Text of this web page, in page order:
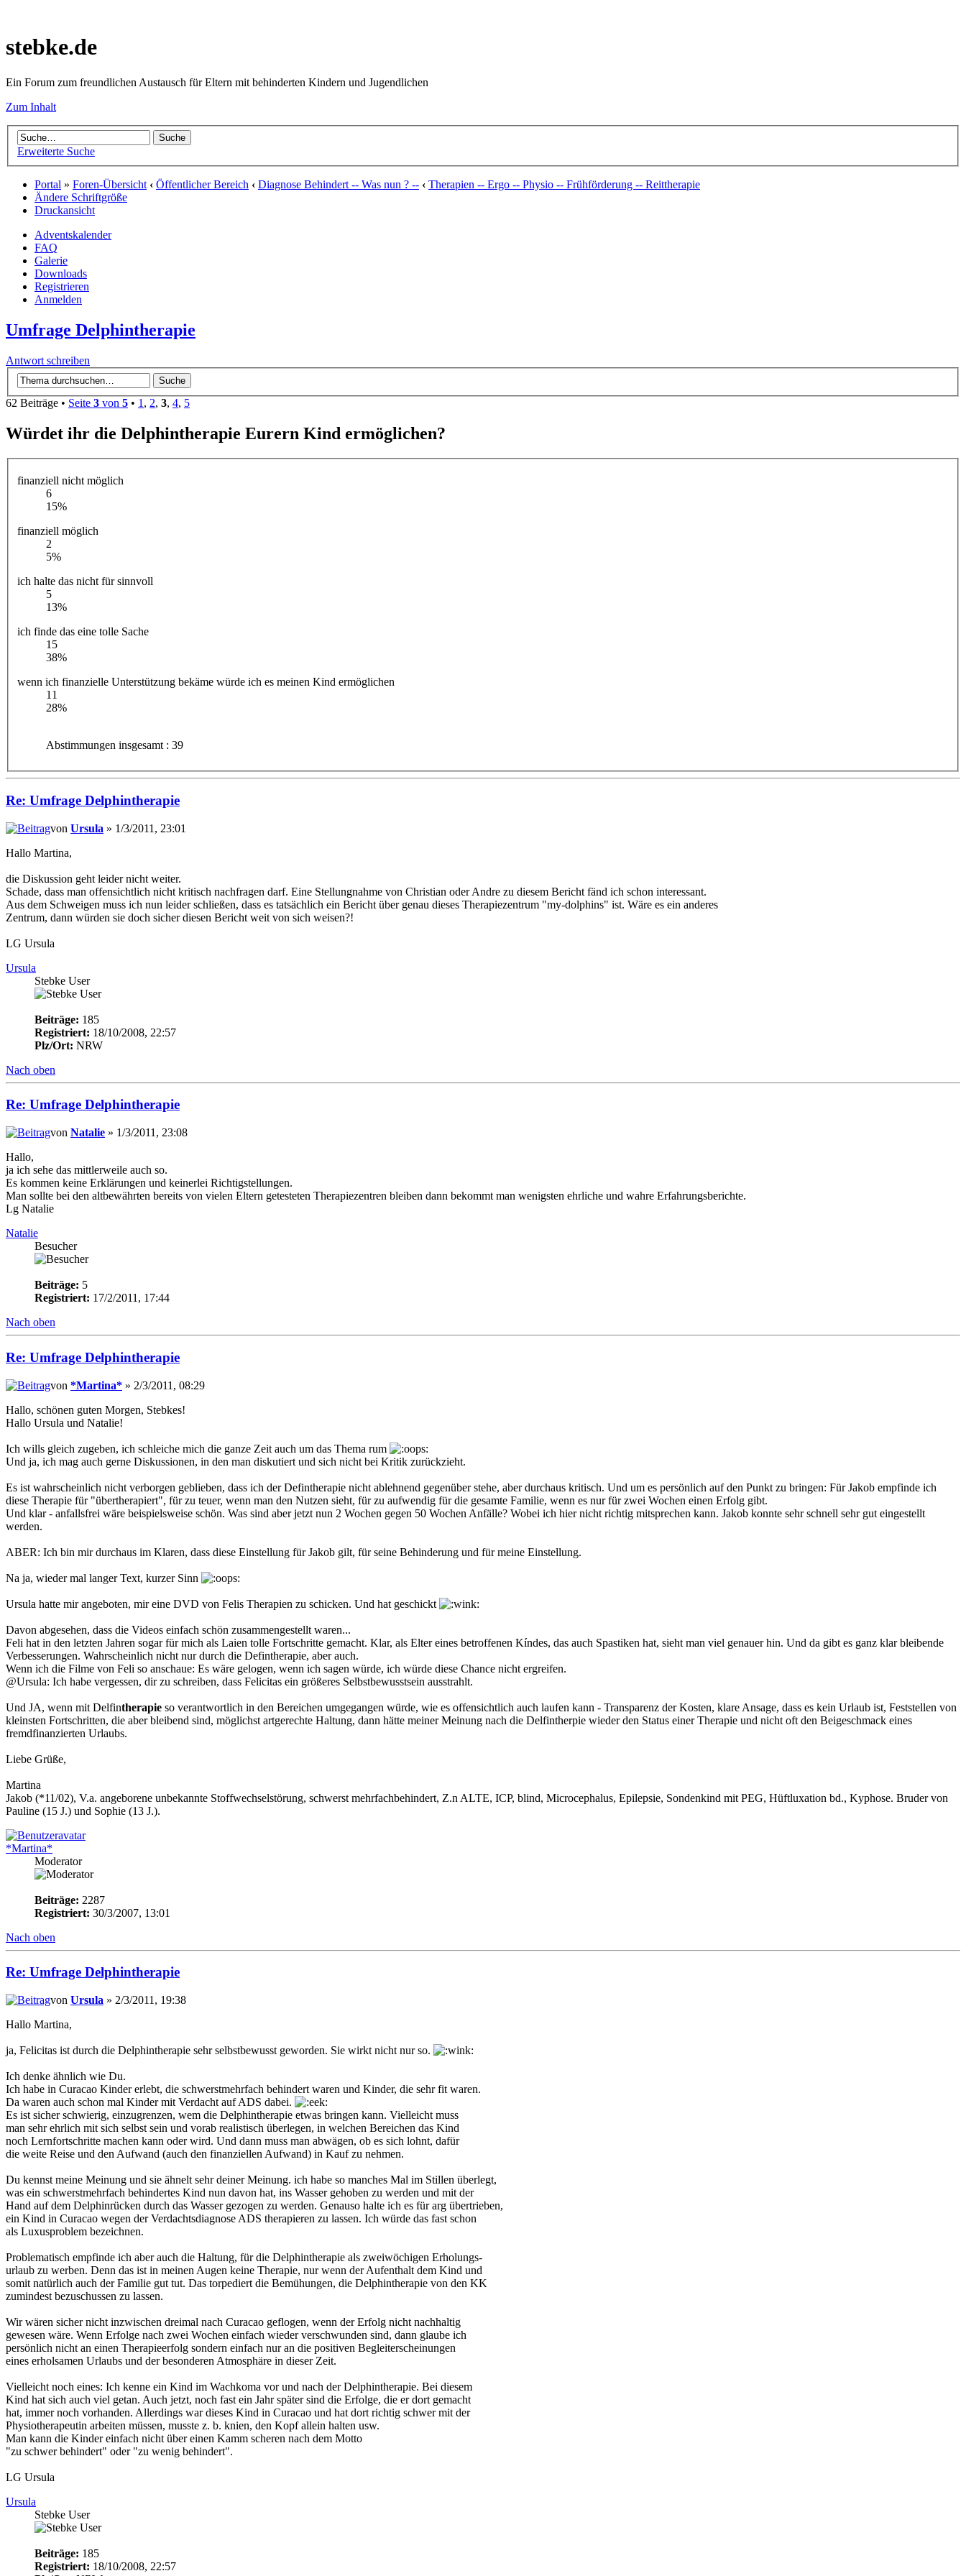
stebke.de
Ein Forum zum freundlichen Austausch für Eltern mit behinderten Kindern und Jugendlichen
Zum Inhalt
Erweiterte Suche
Portal » Foren-Übersicht ‹ Öffentlicher Bereich ‹ Diagnose Behindert -- Was nun ? -- ‹ Therapien -- Ergo -- Physio -- Frühförderung -- Reittherapie
Ändere Schriftgröße
Druckansicht
Adventskalender
FAQ
Galerie
Downloads
Registrieren
Anmelden
Umfrage Delphintherapie
Antwort schreiben
62 Beiträge • Seite 3 von 5 • 1 , 2, 3, 4, 5
Würdet ihr die Delphintherapie Eurern Kind ermöglichen?
finanziell nicht möglich
6
15%
finanziell möglich
2
5%
ich halte das nicht für sinnvoll
5
13%
ich finde das eine tolle Sache
15
38%
wenn ich finanzielle Unterstützung bekäme würde ich es meinen Kind ermöglichen
11
28%
Abstimmungen insgesamt : 39
Re: Umfrage Delphintherapie
von Ursula » 1/3/2011, 23:01
Hallo Martina,
die Diskussion geht leider nicht weiter.
Schade, dass man offensichtlich nicht kritisch nachfragen darf. Eine Stellungnahme von Christian oder Andre zu diesem Bericht fänd ich schon interessant.
Aus dem Schweigen muss ich nun leider schließen, dass es tatsächlich ein Bericht über genau dieses Therapiezentrum "my-dolphins" ist. Wäre es ein anderes
Zentrum, dann würden sie doch sicher diesen Bericht weit von sich weisen?!
LG Ursula
Ursula
Stebke User
Beiträge: 185
Registriert: 18/10/2008, 22:57
Plz/Ort: NRW
Nach oben
Re: Umfrage Delphintherapie
von Natalie » 1/3/2011, 23:08
Hallo,
ja ich sehe das mittlerweile auch so.
Es kommen keine Erklärungen und keinerlei Richtigstellungen.
Man sollte bei den altbewährten bereits von vielen Eltern getesteten Therapiezentren bleiben dann bekommt man wenigsten ehrliche und wahre Erfahrungsberichte.
Lg Natalie
Natalie
Besucher
Beiträge: 5
Registriert: 17/2/2011, 17:44
Nach oben
Re: Umfrage Delphintherapie
von *Martina* » 2/3/2011, 08:29
Hallo, schönen guten Morgen, Stebkes!
Hallo Ursula und Natalie!
Ich wills gleich zugeben, ich schleiche mich die ganze Zeit auch um das Thema rum
Und ja, ich mag auch gerne Diskussionen, in den man diskutiert und sich nicht bei Kritik zurückzieht.
Es ist wahrscheinlich nicht verborgen geblieben, dass ich der Defintherapie nicht ablehnend gegenüber stehe, aber durchaus kritisch. Und um es persönlich auf den Punkt zu bringen: Für Jakob empfinde ich
diese Therapie für "übertherapiert", für zu teuer, wenn man den Nutzen sieht, für zu aufwendig für die gesamte Familie, wenn es nur für zwei Wochen einen Erfolg gibt.
Und klar - anfallsfrei wäre beispielsweise schön. Was sind aber jetzt nun 2 Wochen gegen 50 Wochen Anfälle? Wobei ich hier nicht richtig mitsprechen kann. Jakob konnte sehr schnell sehr gut eingestellt
werden.
ABER: Ich bin mir durchaus im Klaren, dass diese Einstellung für Jakob gilt, für seine Behinderung und für meine Einstellung.
Na ja, wieder mal langer Text, kurzer Sinn
Ursula hatte mir angeboten, mir eine DVD von Felis Therapien zu schicken. Und hat geschickt
Davon abgesehen, dass die Videos einfach schön zusammengestellt waren...
Feli hat in den letzten Jahren sogar für mich als Laien tolle Fortschritte gemacht. Klar, als Elter eines betroffenen Kíndes, das auch Spastiken hat, sieht man viel genauer hin. Und da gibt es ganz klar bleibende
Verbesserungen. Wahrscheinlich nicht nur durch die Defintherapie, aber auch.
Wenn ich die Filme von Feli so anschaue: Es wäre gelogen, wenn ich sagen würde, ich würde diese Chance nicht ergreifen.
@Ursula: Ich habe vergessen, dir zu schreiben, dass Felicitas ein größeres Selbstbewusstsein ausstrahlt.
Und JA, wenn mit Delfintherapie so verantwortlich in den Bereichen umgegangen würde, wie es offensichtlich auch laufen kann - Transparenz der Kosten, klare Ansage, dass es kein Urlaub ist, Feststellen von
kleinsten Fortschritten, die aber bleibend sind, möglichst artgerechte Haltung, dann hätte meiner Meinung nach die Delfintherpie wieder den Status einer Therapie und nicht oft den Beigeschmack eines
fremdfinanzierten Urlaubs.
Liebe Grüße,
Martina
Jakob (*11/02), V.a. angeborene unbekannte Stoffwechselstörung, schwerst mehrfachbehindert, Z.n ALTE, ICP, blind, Microcephalus, Epilepsie, Sondenkind mit PEG, Hüftluxation bd., Kyphose. Bruder von
Pauline (15 J.) und Sophie (13 J.).
*Martina*
Moderator
Beiträge: 2287
Registriert: 30/3/2007, 13:01
Nach oben
Re: Umfrage Delphintherapie
von Ursula » 2/3/2011, 19:38
Hallo Martina,
ja, Felicitas ist durch die Delphintherapie sehr selbstbewusst geworden. Sie wirkt nicht nur so.
Ich denke ähnlich wie Du.
Ich habe in Curacao Kinder erlebt, die schwerstmehrfach behindert waren und Kinder, die sehr fit waren.
Da waren auch schon mal Kinder mit Verdacht auf ADS dabei.
Es ist sicher schwierig, einzugrenzen, wem die Delphintherapie etwas bringen kann. Vielleicht muss
man sehr ehrlich mit sich selbst sein und vorab realistisch überlegen, in welchen Bereichen das Kind
noch Lernfortschritte machen kann oder wird. Und dann muss man abwägen, ob es sich lohnt, dafür
die weite Reise und den Aufwand (auch den finanziellen Aufwand) in Kauf zu nehmen.
Du kennst meine Meinung und sie ähnelt sehr deiner Meinung. ich habe so manches Mal im Stillen überlegt,
was ein schwerstmehrfach behindertes Kind nun davon hat, ins Wasser gehoben zu werden und mit der
Hand auf dem Delphinrücken durch das Wasser gezogen zu werden. Genauso halte ich es für arg übertrieben,
ein Kind in Curacao wegen der Verdachtsdiagnose ADS therapieren zu lassen. Ich würde das fast schon
als Luxusproblem bezeichnen.
Problematisch empfinde ich aber auch die Haltung, für die Delphintherapie als zweiwöchigen Erholungs-
urlaub zu werben. Denn das ist in meinen Augen keine Therapie, nur wenn der Aufenthalt dem Kind und
somit natürlich auch der Familie gut tut. Das torpediert die Bemühungen, die Delphintherapie von den KK
zumindest bezuschussen zu lassen.
Wir wären sicher nicht inzwischen dreimal nach Curacao geflogen, wenn der Erfolg nicht nachhaltig
gewesen wäre. Wenn Erfolge nach zwei Wochen einfach wieder verschwunden sind, dann glaube ich
persönlich nicht an einen Therapieerfolg sondern einfach nur an die positiven Begleiterscheinungen
eines erholsamen Urlaubs und der besonderen Atmosphäre in dieser Zeit.
Vielleicht noch eines: Ich kenne ein Kind im Wachkoma vor und nach der Delphintherapie. Bei diesem
Kind hat sich auch viel getan. Auch jetzt, noch fast ein Jahr später sind die Erfolge, die er dort gemacht
hat, immer noch vorhanden. Allerdings war dieses Kind in Curacao und hat dort richtig schwer mit der
Physiotherapeutin arbeiten müssen, musste z. b. knien, den Kopf allein halten usw.
Man kann die Kinder einfach nicht über einen Kamm scheren nach dem Motto
"zu schwer behindert" oder "zu wenig behindert".
LG Ursula
Ursula
Stebke User
Beiträge: 185
Registriert: 18/10/2008, 22:57